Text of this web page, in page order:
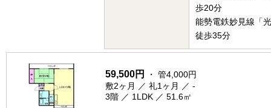
歩20分
能勢電鉄妙見線「
徒歩35分
59,500円
・ 管4,000円
敷2ヶ月 ／ 礼1ヶ月 ／ -
3階 ／ 1LDK ／ 51.6㎡